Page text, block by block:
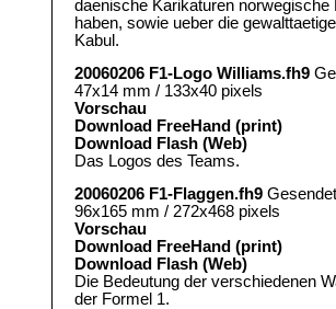
daenische Karikaturen norwegische
haben, sowie ueber die
Kabul.
20060206 F1-Logo Williams.fh9
47x14 mm / 133x40 pixels
Vorschau
Download FreeHand (print)
Download Flash (Web)
Das Logos des Teams.
20060206 F1-Flaggen.fh9 Gesendet
96x165 mm / 272x468 pixels
Vorschau
Download FreeHand (print)
Download Flash (Web)
Die Bedeutung der verschiedenen
der Formel 1.